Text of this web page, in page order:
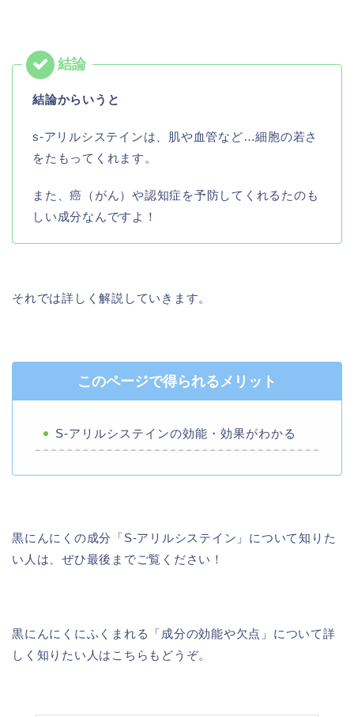
結論からいうと
s-アリルシステインは、肌や血管など…細胞の若さ
をたもってくれます。
また、癌（がん）や認知症を予防してくれるたのも
しい成分なんですよ！
それでは詳しく解説していきます。
このページで得られるメリット
S-アリルシステインの効能・効果がわかる
黒にんにくの成分「S-アリルシステイン」について知りた
い人は、ぜひ最後までご覧ください！
黒にんにくにふくまれる「成分の効能や欠点」について詳
しく知りたい人はこちらもどうぞ。